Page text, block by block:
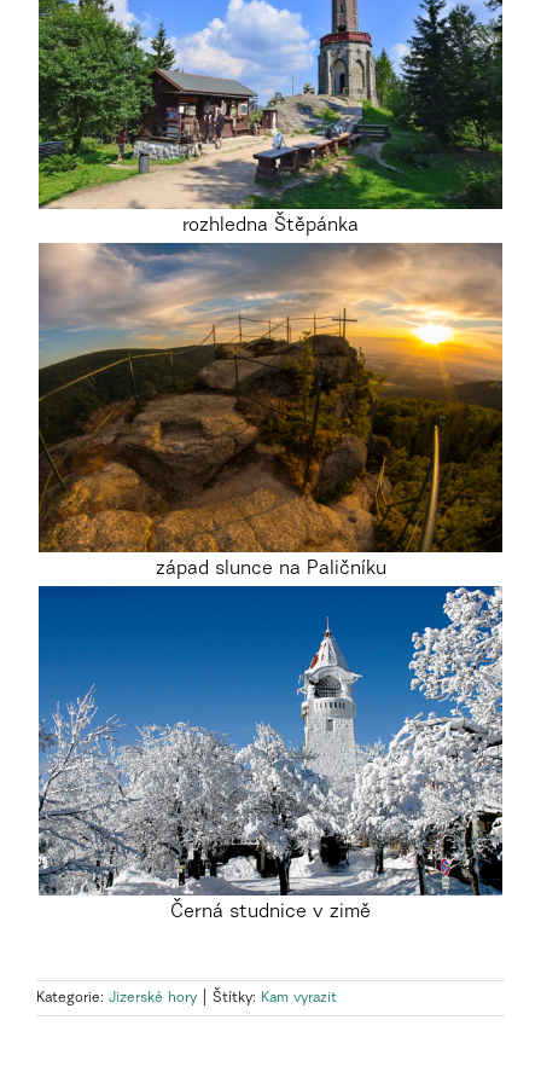
rozhledna Štěpánka
západ slunce na Paličníku
Černá studnice v zimě
Kategorie: Jizerské hory Štítky: Kam vyrazit